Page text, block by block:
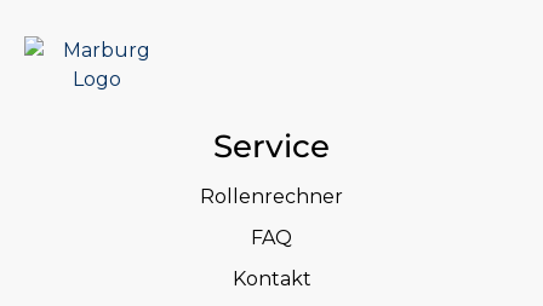
Service
Rollenrechner
FAQ
Kontakt